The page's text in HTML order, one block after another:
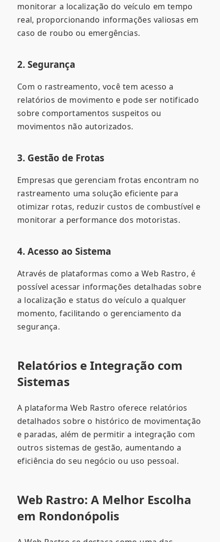
monitorar a localização do veículo em tempo
real, proporcionando informações valiosas em
caso de roubo ou emergências.
2. Segurança
Com o rastreamento, você tem acesso a
relatórios de movimento e pode ser notificado
sobre comportamentos suspeitos ou
movimentos não autorizados.
3. Gestão de Frotas
Empresas que gerenciam frotas encontram no
rastreamento uma solução eficiente para
otimizar rotas, reduzir custos de combustível e
monitorar a performance dos motoristas.
4. Acesso ao Sistema
Através de plataformas como a Web Rastro, é
possível acessar informações detalhadas sobre
a localização e status do veículo a qualquer
momento, facilitando o gerenciamento da
segurança.
Relatórios e Integração com
Sistemas
A plataforma Web Rastro oferece relatórios
detalhados sobre o histórico de movimentação
e paradas, além de permitir a integração com
outros sistemas de gestão, aumentando a
eficiência do seu negócio ou uso pessoal.
Web Rastro: A Melhor Escolha
em Rondonópolis